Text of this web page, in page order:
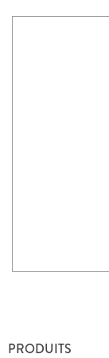
PRODUITS